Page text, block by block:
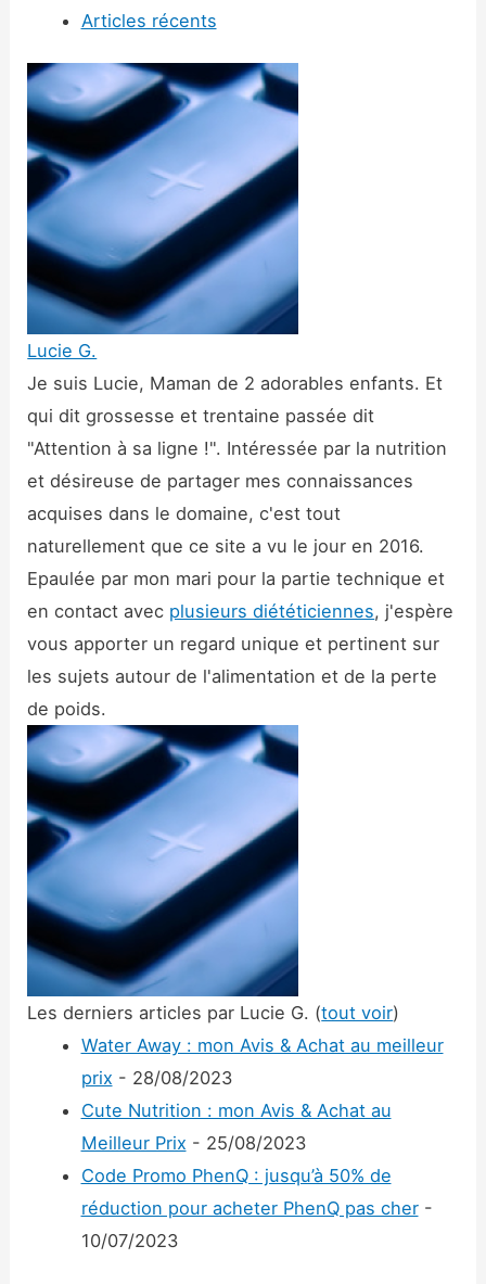
Articles récents
Lucie G.
Je suis Lucie, Maman de 2 adorables enfants. Et
qui dit grossesse et trentaine passée dit
"Attention à sa ligne !". Intéressée par la nutrition
et désireuse de partager mes connaissances
acquises dans le domaine, c'est tout
naturellement que ce site a vu le jour en 2016.
Epaulée par mon mari pour la partie technique et
en contact avec plusieurs diététiciennes, j'espère
vous apporter un regard unique et pertinent sur
les sujets autour de l'alimentation et de la perte
de poids.
Les derniers articles par Lucie G. (tout voir)
Water Away : mon Avis & Achat au meilleur
prix - 28/08/2023
Cute Nutrition : mon Avis & Achat au
Meilleur Prix - 25/08/2023
Code Promo PhenQ : jusqu’à 50% de
réduction pour acheter PhenQ pas cher-
10/07/2023